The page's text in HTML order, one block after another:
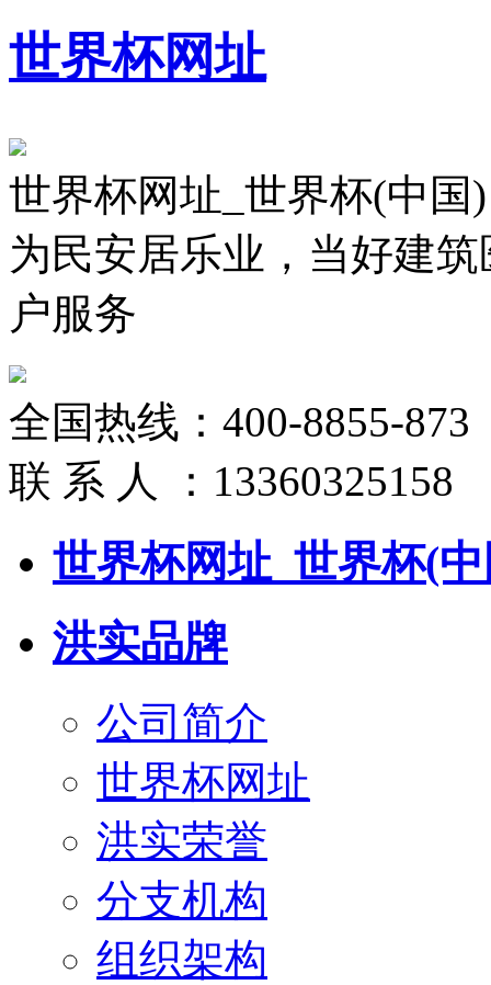
世界杯网址
世界杯网址_世界杯(中国)
为民安居乐业，当好建
户服务
全国热线： 400-8855-873
联 系 人 ： 13360325158
世界杯网址_世界杯(
洪实品牌
公司简介
世界杯网址
洪实荣誉
分支机构
组织架构